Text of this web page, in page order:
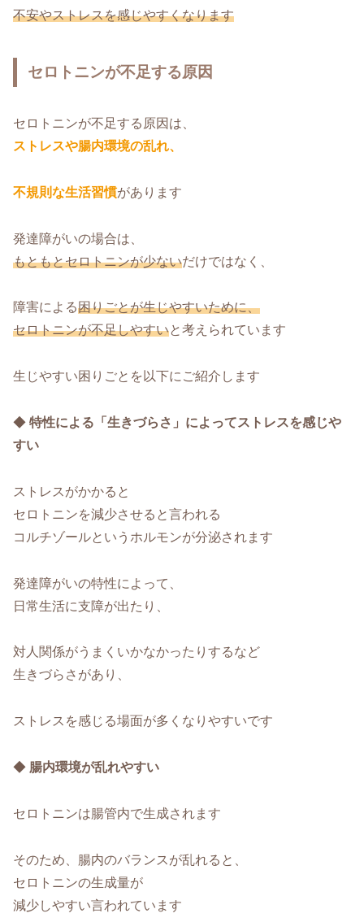
不安やストレスを感じやすくなります
セロトニンが不足する原因
セロトニンが不足する原因は、
ストレスや腸内環境の乱れ、
不規則な生活習慣があります
発達障がいの場合は、
もともとセロトニンが少ないだけではなく、
障害による困りごとが生じやすいために、
セロトニンが不足しやすいと考えられています
生じやすい困りごとを以下にご紹介します
◆ 特性による「生きづらさ」によってストレスを感じや
すい
ストレスがかかると
セロトニンを減少させると言われる
コルチゾールというホルモンが分泌されます
発達障がいの特性によって、
日常生活に支障が出たり、
対人関係がうまくいかなかったりするなど
生きづらさがあり、
ストレスを感じる場面が多くなりやすいです
◆ 腸内環境が乱れやすい
セロトニンは腸管内で生成されます
そのため、腸内のバランスが乱れると、
セロトニンの生成量が
減少しやすい言われています